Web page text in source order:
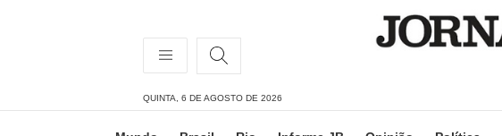
QUINTA, 6 DE AGOSTO DE 2026